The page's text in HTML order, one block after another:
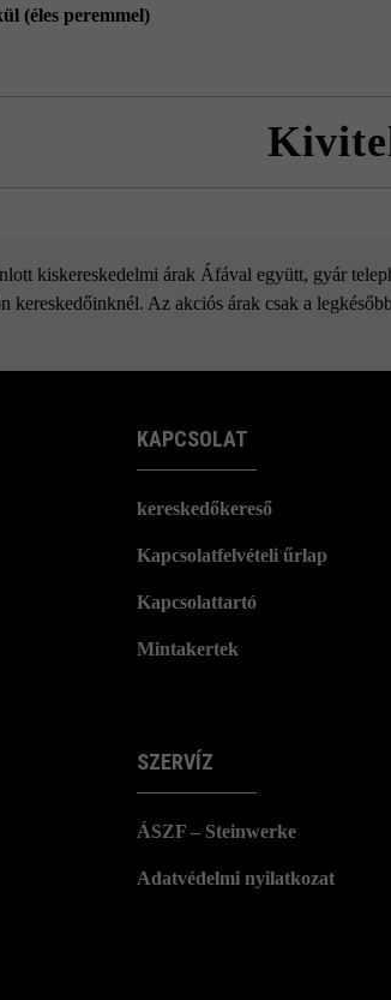
(éles peremmel)
kiskereskedelmi árak Áfával együtt, gyár
kereskedőinknél. Az akciós árak csak a
KAPCSOLAT
kereskedőkereső
Kapcsolatfelvételi űrlap
Kapcsolattartó
Mintakertek
SZERVÍZ
ÁSZF – Steinwerke
Adatvédelmi nyilatkozat